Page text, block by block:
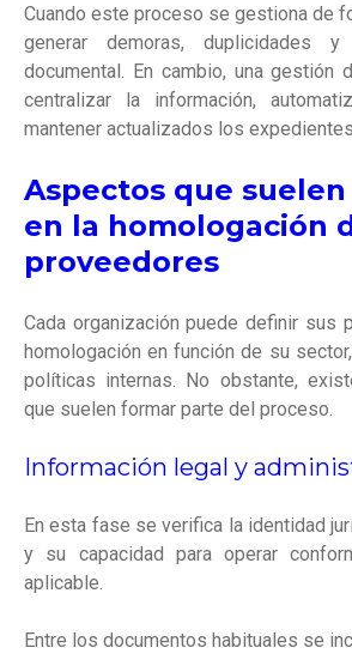
Cuando este proceso se gestiona de
generar demoras, duplicidades
documental. En cambio, una gestión
centralizar la información,
mantener actualizados los
Aspectos que
en la homologación
proveedores
Cada organización puede definir sus
homologación en función de su
políticas internas. No obstante,
que suelen formar parte del proceso.
Información legal y
En esta fase se verifica la identidad
y su capacidad para operar
aplicable.
Entre los documentos habituales se